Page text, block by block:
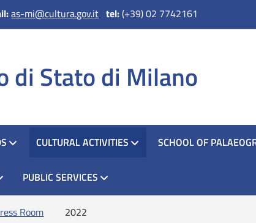
as-mi@cultura.gov.it tel:(+39) 02 7742161
di Stato di Milano
CULTURAL ACTIVITIES SCHOOL OF
PUBLIC SERVICES
Room 2022